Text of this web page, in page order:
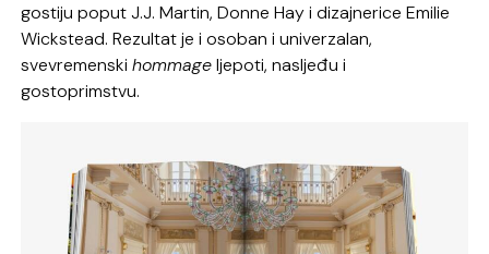
gostiju poput J.J. Martin, Donne Hay i dizajnerice Emilie
Wickstead. Rezultat je i osoban i univerzalan,
svevremenskihommageljepoti, nasljeđu i
gostoprimstvu.